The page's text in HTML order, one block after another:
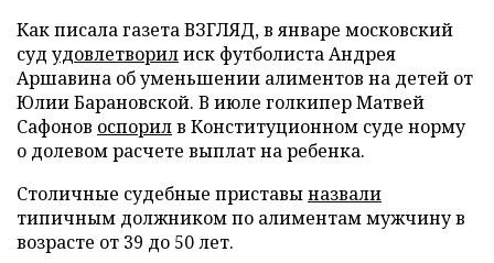
Как писала газета ВЗГЛЯД, в январе московский
суд удовлетворилиск футболиста Андрея
Аршавина об уменьшении алиментов на детей от
Юлии Барановской. В июле голкипер Матвей
Сафонов оспорилв Конституционном суде норму
о долевом расчете выплат на ребенка.
Столичные судебные приставыназвали
типичным должником по алиментам мужчину в
возрасте от 39 до 50 лет.